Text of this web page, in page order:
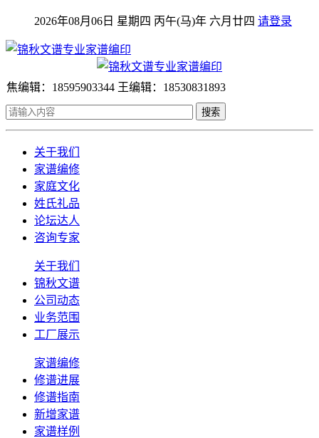
2026年08月06日 星期四 丙午(马)年 六月廿四 请登录
焦编辑：18595903344 王编辑：18530831893
搜索
关于我们
家谱编修
家庭文化
姓氏礼品
论坛达人
咨询专家
关于我们
锦秋文谱
公司动态
业务范围
工厂展示
家谱编修
修谱进展
修谱指南
新增家谱
家谱样例